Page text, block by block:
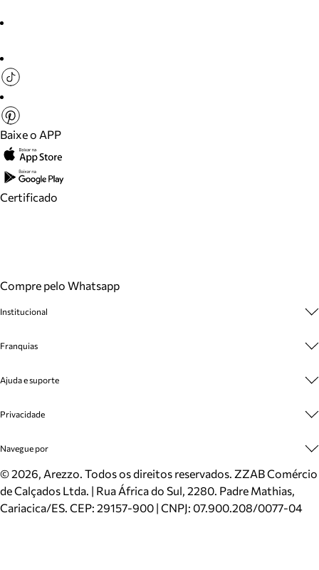
Baixe o APP
Certificado
Compre pelo Whatsapp
Institucional
Cashback
Venda Corporativa
Mapa do Site
Inverno
Mundo Arezzo
Franquias
Plano de Negócio
Ajuda e suporte
Cadastro
Meus Pedidos
Trocas e Devoluções
Cartão Presente
Localizador de lojas
Privacidade
Politica e Privacidade
Navegue por
Sapatos
Bolsas
Scarpins
©2026, Arezzo. Todos os direitos reservados. ZZAB Comércio
de Calçados Ltda. | Rua África do Sul, 2280. Padre Mathias,
Cariacica/ES. CEP: 29157-900 | CNPJ: 07.900.208/0077-04